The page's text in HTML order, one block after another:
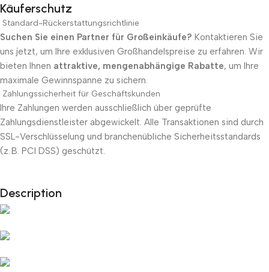
Käuferschutz
Standard-Rückerstattungsrichtlinie
Suchen Sie einen Partner für Großeinkäufe? Kontaktieren Sie
uns jetzt, um Ihre exklusiven Großhandelspreise zu erfahren. Wir
bieten Ihnen attraktive, mengenabhängige Rabatte, um Ihre
maximale Gewinnspanne zu sichern.
Zahlungssicherheit für Geschäftskunden
Ihre Zahlungen werden ausschließlich über geprüfte
Zahlungsdienstleister abgewickelt. Alle Transaktionen sind durch
SSL-Verschlüsselung und branchenübliche Sicherheitsstandards
(z. B. PCI DSS) geschützt.
Unbeatable offers
Black Friday Blowout!
Description